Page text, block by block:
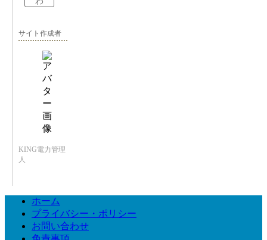
サイト作成者
KING電力管理
人
ホーム
プライバシー・ポリシー
お問い合わせ